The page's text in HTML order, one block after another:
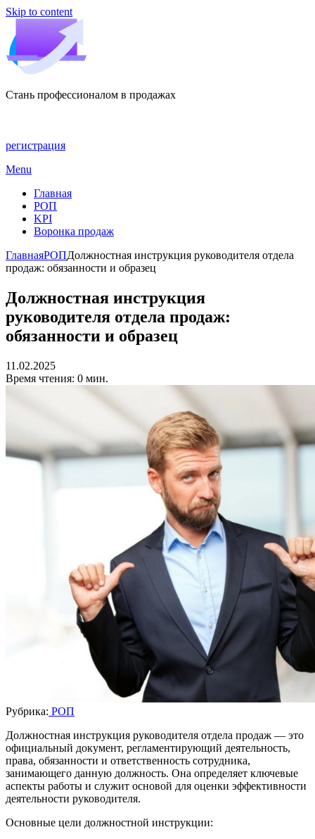
Skip to content
Стань профессионалом в продажах
регистрация
Menu
Главная
РОП
KPI
Воронка продаж
ГлавнаяРОПДолжностная инструкция руководителя отдела
продаж: обязанности и образец
Должностная инструкция
руководителя отдела продаж:
обязанности и образец
11.02.2025
Время чтения: 0 мин.
Рубрика: РОП
Должностная инструкция руководителя отдела продаж — это
официальный документ, регламентирующий деятельность,
права, обязанности и ответственность сотрудника,
занимающего данную должность. Она определяет ключевые
аспекты работы и служит основой для оценки эффективности
деятельности руководителя.
Основные цели должностной инструкции: